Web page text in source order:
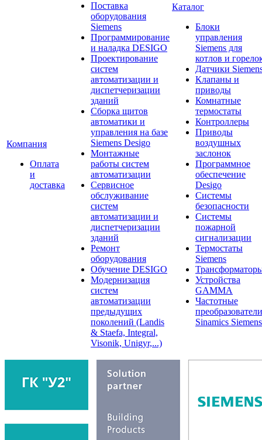
Компания
Оплата
и
доставка
Поставка
оборудования
Siemens
Программирование
и наладка DESIGO
Проектирование
систем
автоматизации и
диспетчеризации
зданий
Сборка щитов
автоматики и
управления на базе
Siemens Desigo
Монтажные
работы систем
автоматизации
Сервисное
обслуживание
систем
автоматизации и
диспетчеризации
зданий
Ремонт
оборудования
Обучение DESIGO
Модернизация
систем
автоматизации
предыдущих
поколений (Landis
& Staefa, Integral,
Visonik, Unigyr,...)
Каталог
Блоки
управления
Siemens для
котлов и
Датчики
Клапаны и
приводы
Комнатные
термостаты
Контроллеры
Приводы
воздушных
заслонок
Программное
обеспечение
Desigo
Системы
безопасности
Системы
пожарной
сигнализации
Термостаты
Siemens
Устройства
GAMMA
Частотные
преобразователи
Sinamics Siemens